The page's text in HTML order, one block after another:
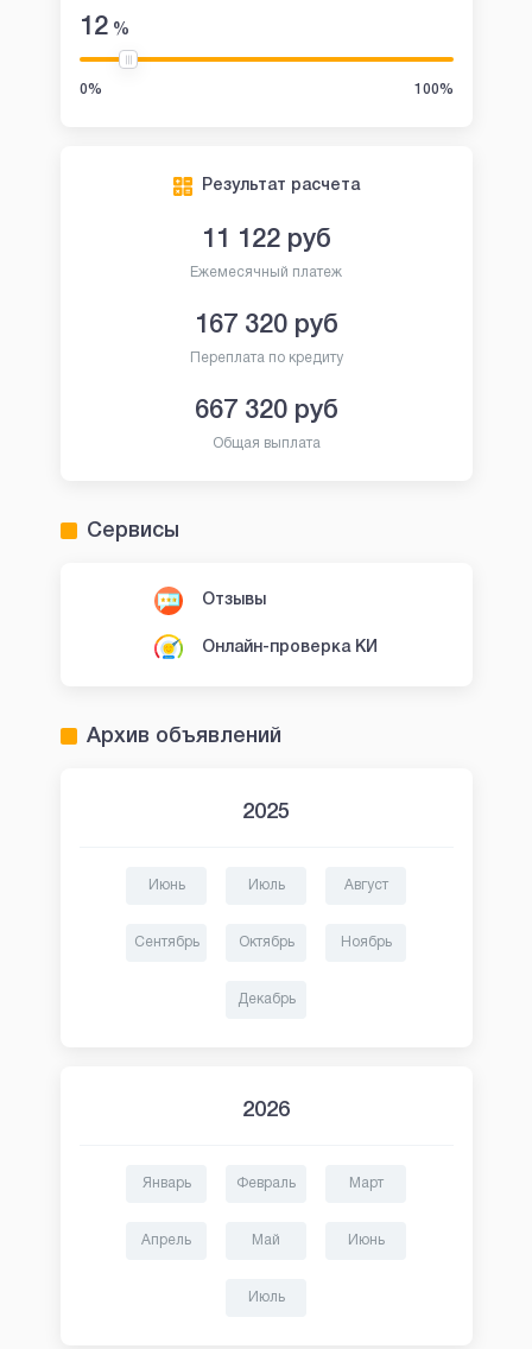
12%
0% 100%
Результат расчета
11 122руб
Ежемесячный платеж
167 320руб
Переплата по кредиту
667 320руб
Общая выплата
Сервисы
Отзывы
Онлайн-проверка КИ
Архив объявлений
2025
Июнь Июль Август
Сентябрь Октябрь Ноябрь
Декабрь
2026
Январь Февраль Март
Апрель Май Июнь
Июль